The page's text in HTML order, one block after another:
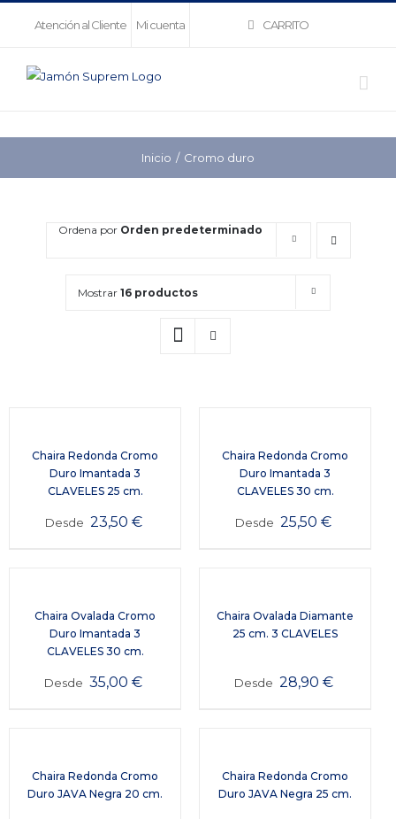
Atención al Cliente Mi cuenta CARRITO
Inicio Cromo duro
Ordena por Orden predeterminado
Mostrar 16 productos
Chaira Redonda Cromo
Duro Imantada 3
CLAVELES 25 cm.
Desde 23,50 €
Chaira Redonda Cromo
Duro Imantada 3
CLAVELES 30 cm.
Desde 25,50€
Chaira Ovalada Cromo
Duro Imantada 3
CLAVELES 30 cm.
Desde 35,00€
Chaira Ovalada Diamante
25 cm. 3 CLAVELES
Desde 28,90 €
Chaira Redonda Cromo
Duro JAVA Negra 20 cm.
Chaira Redonda Cromo
Duro JAVA Negra 25 cm.